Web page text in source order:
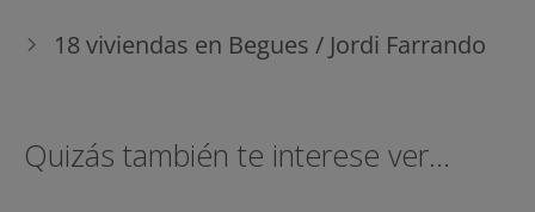
18 viviendas en Begues / Jordi Farrando
Quizás también te interese ver...